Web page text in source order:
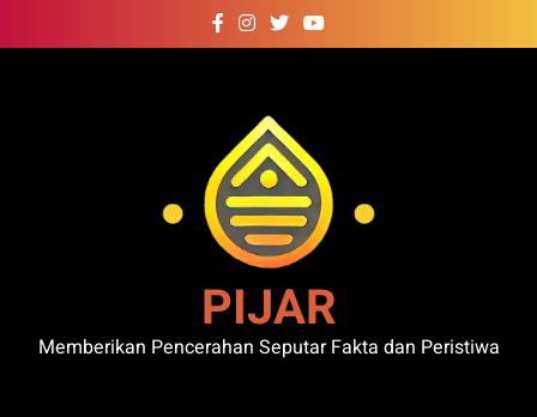
to
PIJAR
Memberikan Pencerahan Seputar Fakta dan Peristiwa